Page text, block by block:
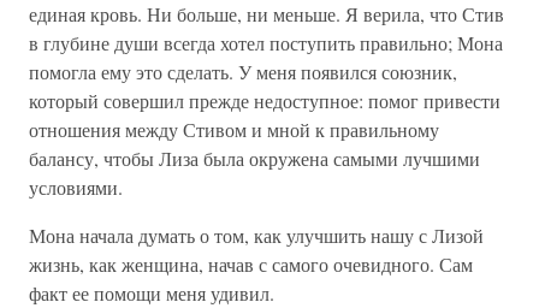
единая кровь. Ни больше, ни меньше. Я верила, что Стив
в глубине души всегда хотел поступить правильно; Мона
помогла ему это сделать. У меня появился союзник,
который совершил прежде недоступное: помог привести
отношения между Стивом и мной к правильному
балансу, чтобы Лиза была окружена самыми лучшими
условиями.
Мона начала думать о том, как улучшить нашу с Лизой
жизнь, как женщина, начав с самого очевидного. Сам
факт ее помощи меня удивил.